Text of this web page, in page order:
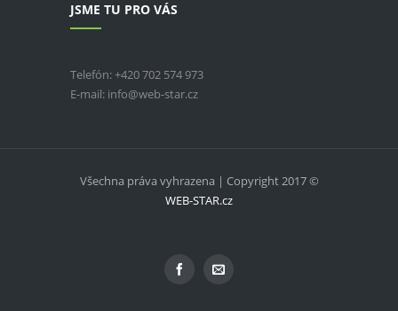
JSME TU PRO VÁS
Telefón: +420 702 574 973
E-mail: info@web-star.cz
Všechna práva vyhrazena | Copyright 2017 ©
WEB-STAR.cz